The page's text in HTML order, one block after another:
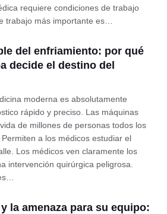
requiere condiciones de trabajo
trabajo más importante es…
del enfriamiento: por qué
decide el destino del
moderna es absolutamente
rápido y preciso. Las máquinas
de millones de personas todos los
a los médicos estudiar el
Los médicos ven claramente los
intervención quirúrgica peligrosa.
la amenaza para su equipo: